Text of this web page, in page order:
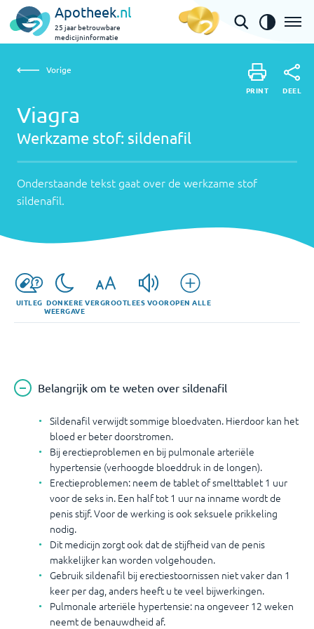
Apotheek.nl
25 jaar betrouwbare
medicijninformatie
Viagra | sildenafil
over
de
werkzame
Vorige
Viagra
Werkzame stof: sildenafil
Onderstaande tekst gaat over de werkzame stof
sildenafil.
PRINT DEEL
UITLEG DONKERE
WEERGAVE
VERGROOTLEES VOOROPEN ALLE
Belangrijk om te weten over sildenafil
Sildenafil verwijdt sommige bloedvaten. Hierdoor kan het
bloed er beter doorstromen.
Bij erectieproblemen en bij pulmonale arteriële
hypertensie (verhoogde bloeddruk in de longen).
Erectieproblemen: neem de tablet of smelttablet 1 uur
voor de seks in. Een half tot 1 uur na inname wordt de
penis stijf. Voor de werking is ook seksuele prikkeling
nodig.
Dit medicijn zorgt ook dat de stijfheid van de penis
makkelijker kan worden volgehouden.
Gebruik sildenafil bij erectiestoornissen niet vaker dan 1
keer per dag, anders heeft u te veel bijwerkingen.
Pulmonale arteriële hypertensie: na ongeveer 12 weken
neemt de benauwdheid af.